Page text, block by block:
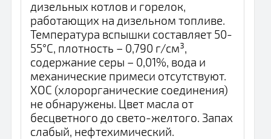
дизельных котлов и горелок,
работающих на дизельном топливе.
Температура вспышки составляет 50-
55°C, плотность – 0,790 г/см³,
содержание серы – 0,01%, вода и
механические примеси отсутствуют.
ХОС (хлорорганические соединения)
не обнаружены. Цвет масла от
бесцветного до свето-желтого. Запах
слабый, нефтехимический.